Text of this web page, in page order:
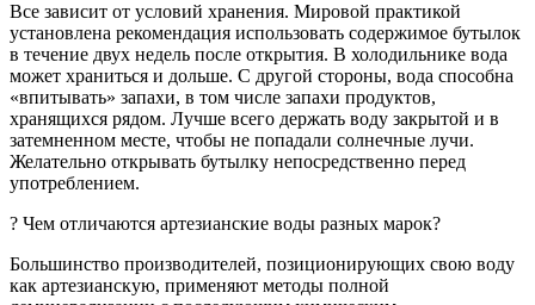
Все зависит от условий хранения. Мировой практикой
установлена рекомендация использовать содержимое бутылок
в течение двух недель после открытия. В холодильнике вода
может храниться и дольше. С другой стороны, вода способна
«впитывать» запахи, в том числе запахи продуктов,
хранящихся рядом. Лучше всего держать воду закрытой и в
затемненном месте, чтобы не попадали солнечные лучи.
Желательно открывать бутылку непосредственно перед
употреблением.
? Чем отличаются артезианские воды разных марок?
Большинство производителей, позиционирующих свою воду
как артезианскую, применяют методы полной